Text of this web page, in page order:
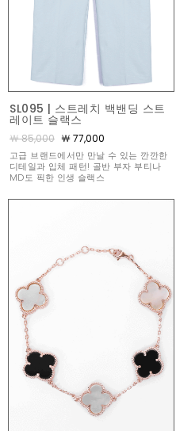
SL095 | 스트레치 백밴딩 스트
레이트 슬랙스
￦ 85,000 ￦ 77,000
고급 브랜드에서만 만날 수 있는 깐깐한
디테일과 입체 패턴! 골반 부자 부티나
MD도 픽한 인생 슬랙스